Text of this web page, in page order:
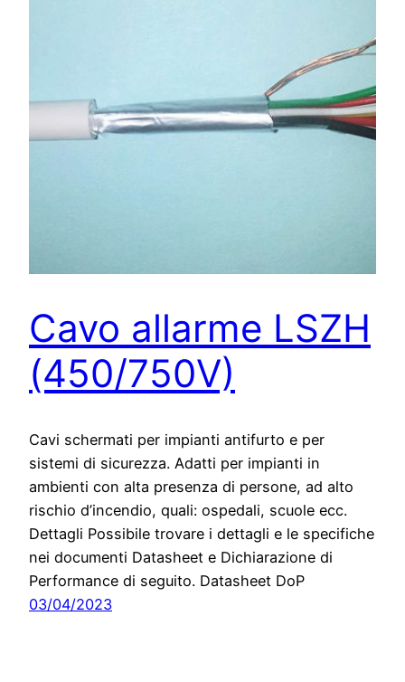
Cavo allarme LSZH
(450/750V)
Cavi schermati per impianti antifurto e per
sistemi di sicurezza. Adatti per impianti in
ambienti con alta presenza di persone, ad alto
rischio d’incendio, quali: ospedali, scuole ecc.
Dettagli Possibile trovare i dettagli e le specifiche
nei documenti Datasheet e Dichiarazione di
Performance di seguito. Datasheet DoP
03/04/2023